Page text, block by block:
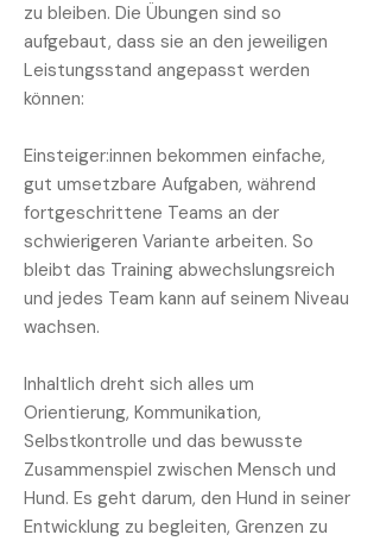
zu bleiben. Die Übungen sind so
aufgebaut, dass sie an den jeweiligen
Leistungsstand angepasst werden
können:
Einsteiger:innen bekommen einfache,
gut umsetzbare Aufgaben, während
fortgeschrittene Teams an der
schwierigeren Variante arbeiten. So
bleibt das Training abwechslungsreich
und jedes Team kann auf seinem Niveau
wachsen.
Inhaltlich dreht sich alles um
Orientierung, Kommunikation,
Selbstkontrolle und das bewusste
Zusammenspiel zwischen Mensch und
Hund. Es geht darum, den Hund in seiner
Entwicklung zu begleiten, Grenzen zu